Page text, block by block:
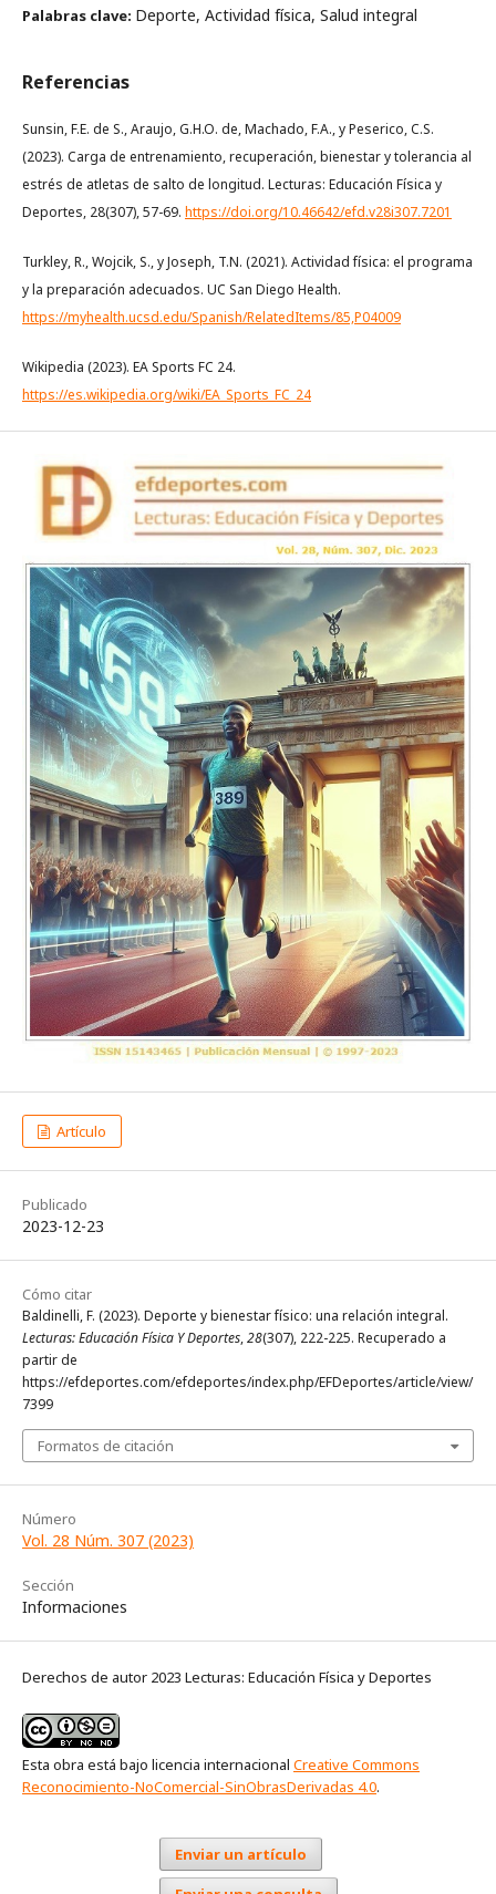
Palabras clave: Deporte, Actividad física, Salud integral
Referencias
Sunsin, F.E. de S., Araujo, G.H.O. de, Machado, F.A., y Peserico, C.S.
(2023). Carga de entrenamiento, recuperación, bienestar y tolerancia al
estrés de atletas de salto de longitud. Lecturas: Educación Física y
Deportes, 28(307), 57-69. https://doi.org/10.46642/efd.v28i307.7201
Turkley, R., Wojcik, S., y Joseph, T.N. (2021). Actividad física: el programa
y la preparación adecuados. UC San Diego Health.
https://myhealth.ucsd.edu/Spanish/RelatedItems/85,P04009
Wikipedia (2023). EA Sports FC 24.
https://es.wikipedia.org/wiki/EA_Sports_FC_24
Artículo
Publicado
2023-12-23
Cómo citar
Baldinelli, F. (2023). Deporte y bienestar físico: una relación integral.
Lecturas: Educación Física Y Deportes,28(307), 222-225. Recuperado a
partir de
https://efdeportes.com/efdeportes/index.php/EFDeportes/article/view/
7399
Formatos de citación
Número
Vol. 28 Núm. 307 (2023)
Sección
Informaciones
Derechos de autor 2023 Lecturas: Educación Física y Deportes
Esta obra está bajo licencia internacional Creative Commons
Reconocimiento-NoComercial-SinObrasDerivadas 4.0.
Enviar un artículo